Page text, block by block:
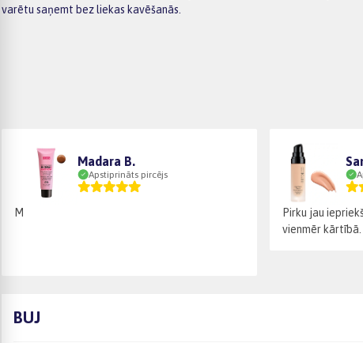
varētu saņemt bez liekas kavēšanās.
Madara B.
Apstiprināts pircējs
M
Pirku jau
vienmēr kārtībā.
BUJ